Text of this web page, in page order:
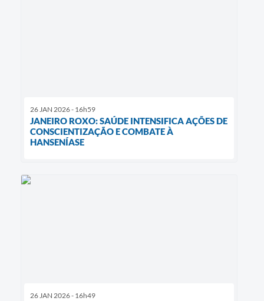
26 JAN 2026 - 16h59
JANEIRO ROXO: SAÚDE INTENSIFICA AÇÕES DE
CONSCIENTIZAÇÃO E COMBATE À
HANSENÍASE
26 JAN 2026 - 16h49